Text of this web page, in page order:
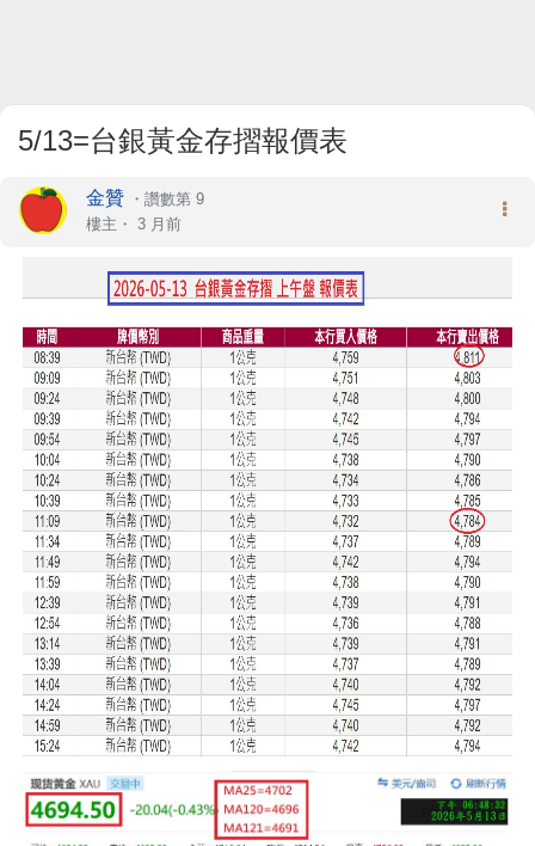
5/13=台銀黃金存摺報價表
金贊 ・ 讚數第 9
樓主 ・ 3 月前